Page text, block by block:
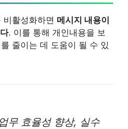
비활성화하면 메시지 내용이
. 이를 통해 개인내용을 보
줄이는 데 도움이 될 수 있
무 효율성 향상, 실수